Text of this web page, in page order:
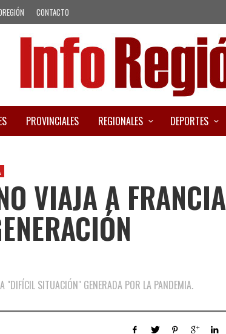
CONTACTO
PROVINCIALES REGIONALES DEPORTES
VIAJA A FRANCIA
"DIFÍCIL SITUACIÓN" GENERADA POR LA PANDEMIA.